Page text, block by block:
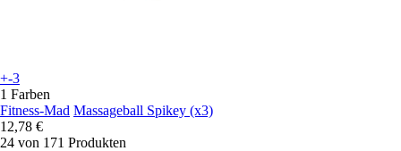
+-3
1 Farben
Fitness-Mad Massageball Spikey (x3)
12,78 €
24 von 171 Produkten